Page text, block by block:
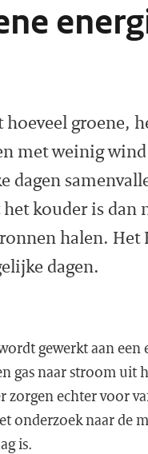
groene,
met weinig
dagen
kouder is dan
halen. Het
dagen.
gewerkt aan een
gas naar stroom uit
zorgen echter voor
onderzoek naar de
is.